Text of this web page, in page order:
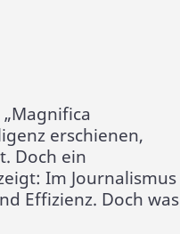
erschienen,
Doch ein
Im Journalismus
Effizienz. Doch was